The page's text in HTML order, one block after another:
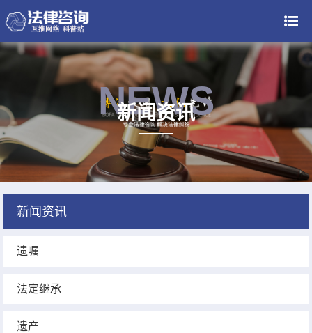
NEWS
新闻资讯
新闻资讯
遗嘱
法定继承
遗产